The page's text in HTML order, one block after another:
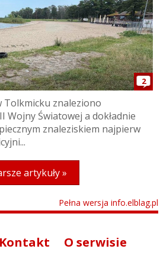
2
Tolkmicku znaleziono
Wojny Światowej a dokładnie
znaleziskiem najpierw
artykuły »
Pełna wersja info.elblag.pl
Kontakt
O serwisie